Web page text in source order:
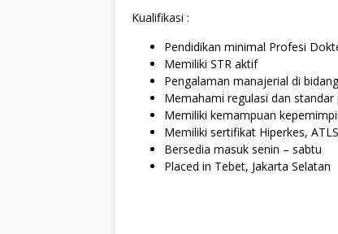
Kualifikasi :
Pendidikan minimal Profesi
Memiliki STR aktif
Pengalaman manajerial di
Memahami regulasi dan standar
Memiliki kemampuan
Memiliki sertifikat Hiperkes,
Bersedia masuk senin – sabtu
Placed in Tebet, Jakarta Selatan